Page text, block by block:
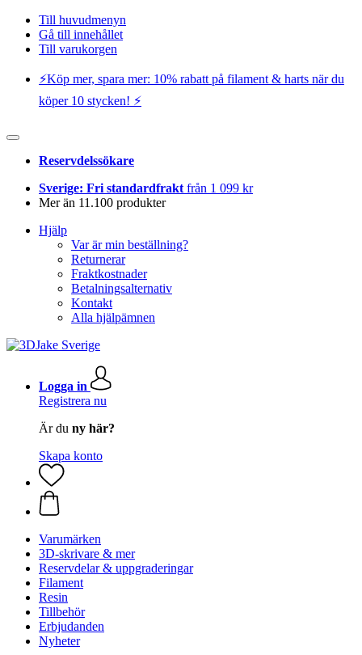
Till huvudmenyn
Gå till innehållet
Till varukorgen
⚡️Köp mer, spara mer: 10% rabatt på filament & harts när du
köper 10 stycken! ⚡️
Reservdelssökare
Sverige: Fri standardfrakt från 1 099 kr
Mer än 11.100 produkter
Hjälp
Var är min beställning?
Returnerar
Fraktkostnader
Betalningsalternativ
Kontakt
Alla hjälpämnen
Logga in
Registrera nu
Är du ny här?
Skapa konto
Varumärken
3D-skrivare & mer
Reservdelar & uppgraderingar
Filament
Resin
Tillbehör
Erbjudanden
Nyheter